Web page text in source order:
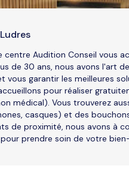
centre Audition Conseil vous
de 30 ans, nous avons l'art
garantir les meilleures
pour réaliser
médical). Vous trouverez
casques) et des
de proximité, nous avons à
prendre soin de votre